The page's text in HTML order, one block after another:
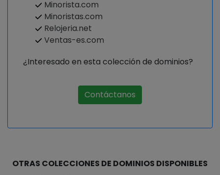
Minorista.com
Minoristas.com
Relojeria.net
Ventas-es.com
¿Interesado en esta colección de dominios?
Contáctanos
OTRAS COLECCIONES DE DOMINIOS DISPONIBLES